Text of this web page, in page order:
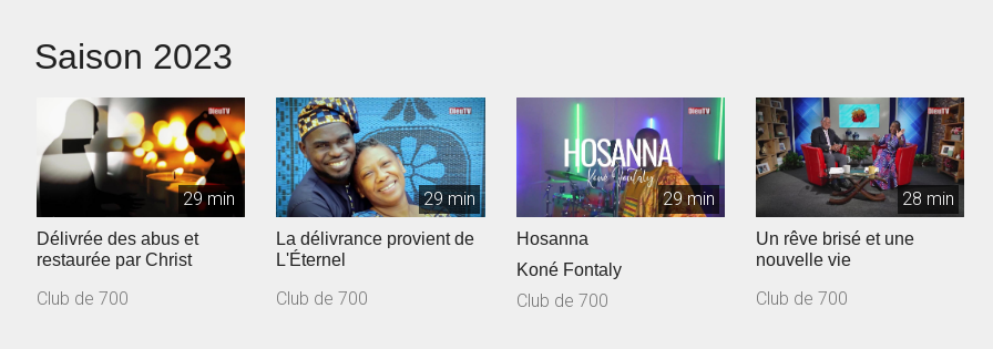
Saison 2023
29 min
Délivrée des abus et
restaurée par Christ
Club de 700
29 min
La délivrance provient de
L'Éternel
Club de 700
29 min
Hosanna
Koné Fontaly
Club de 700
28 min
Un rêve brisé et une
nouvelle vie
Club de 700